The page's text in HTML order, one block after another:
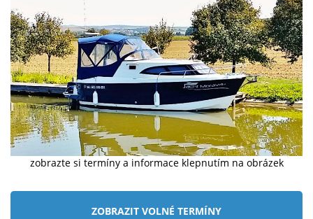
zobrazte si termíny a informace klepnutím na obrázek
ZOBRAZIT VOLNÉ TERMÍNY